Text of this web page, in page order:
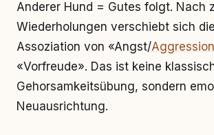
Anderer Hund = Gutes folgt. Nach
Wiederholungen verschiebt sich
Assoziation von «Angst/Aggression
«Vorfreude». Das ist keine
Gehorsamkeitsübung, sondern
Neuausrichtung.